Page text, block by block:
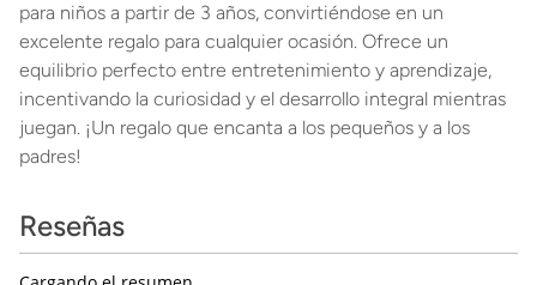
para niños a partir de 3 años, convirtiéndose en un
excelente regalo para cualquier ocasión. Ofrece un
equilibrio perfecto entre entretenimiento y aprendizaje,
incentivando la curiosidad y el desarrollo integral mientras
juegan. ¡Un regalo que encanta a los pequeños y a los
padres!
Reseñas